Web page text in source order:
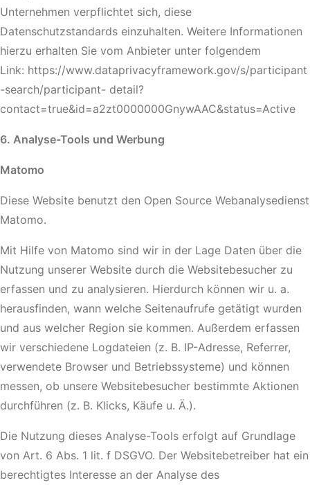
Unternehmen verpflichtet sich, diese
Datenschutzstandards einzuhalten. Weitere Informationen
hierzu erhalten Sie vom Anbieter unter folgendem
Link: https://www.dataprivacyframework.gov/s/participant
-search/participant- detail?
contact=true&id=a2zt0000000GnywAAC&status=Active
6. Analyse-Tools und Werbung
Matomo
Diese Website benutzt den Open Source Webanalysedienst
Matomo.
Mit Hilfe von Matomo sind wir in der Lage Daten über die
Nutzung unserer Website durch die Websitebesucher zu
erfassen und zu analysieren. Hierdurch können wir u. a.
herausfinden, wann welche Seitenaufrufe getätigt wurden
und aus welcher Region sie kommen. Außerdem erfassen
wir verschiedene Logdateien (z. B. IP-Adresse, Referrer,
verwendete Browser und Betriebssysteme) und können
messen, ob unsere Websitebesucher bestimmte Aktionen
durchführen (z. B. Klicks, Käufe u. Ä.).
Die Nutzung dieses Analyse-Tools erfolgt auf Grundlage
von Art. 6 Abs. 1 lit. f DSGVO. Der Websitebetreiber hat ein
berechtigtes Interesse an der Analyse des